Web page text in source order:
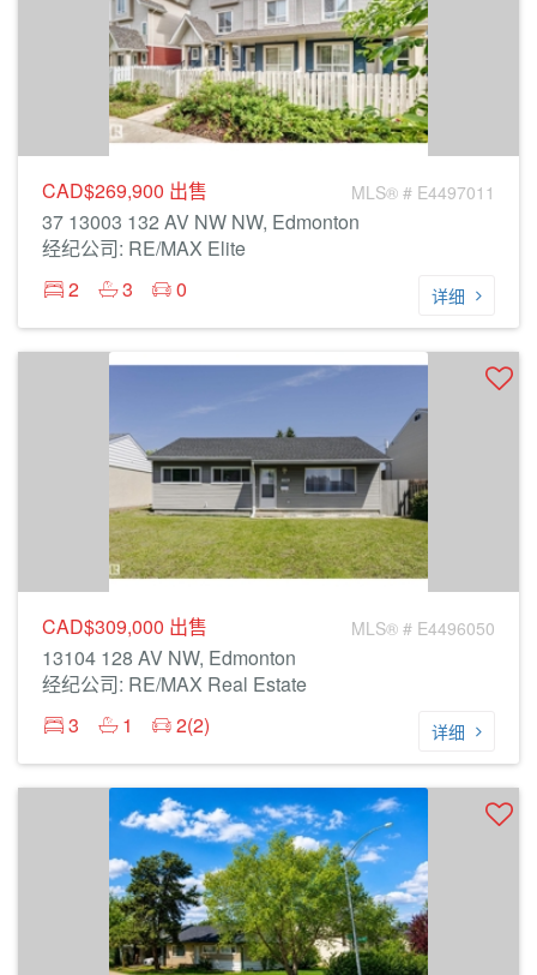
CAD$269,900 出售 MLS® # E4497011
37 13003 132 AV NW NW, Edmonton
经纪公司: RE/MAX Elite
2
3 0 详细
CAD$309,000 出售 MLS® # E4496050
13104 128 AV NW, Edmonton
经纪公司: RE/MAX Real Estate
3
1 2(2) 详细